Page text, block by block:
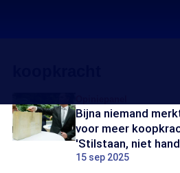
Bijna niemand
voor meer
'Stilstaan, niet
15 sep 2025